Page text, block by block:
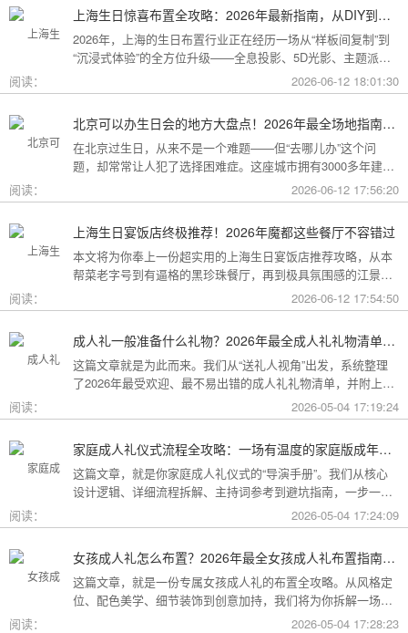
上海生日惊喜布置全攻略：2026年最新指南，从DIY到专业策划一站搞定
2026年，上海的生日布置行业正在经历一场从“样板间复制”到
“沉浸式体验”的全方位升级——全息投影、5D光影、主题派对
套餐层出不穷。本文将为你带来上海生日惊喜布置的2026年最
新全攻略，从低成本DIY到高端定制，从惊喜创意到趋势解
阅读： 2026-06-12 18:01:30
北京可以办生日会的地方大盘点！2026年最全场地指南，总有一款适合你
在北京过生日，从来不是一个难题——但“去哪儿办”这个问
题，却常常让人犯了选择困难症。这座城市拥有3000多年建城
史，既有恢弘大气的皇家园林、典雅别致的胡同四合院，也有
摩登时尚的CBD高空餐厅、融合传统与现代的潮人打卡地。无
友圈的派对，还是带小朋友度过一个充满童趣的生日，这篇
2026年北京生日会场地全指南都能帮你找到答案！
阅读： 2026-06-12 17:56:20
上海生日宴饭店终极推荐！2026年魔都这些餐厅不容错过
本文将为你奉上一份超实用的上海生日宴饭店推荐攻略，从本
帮菜老字号到有逼格的黑珍珠餐厅，再到极具氛围感的江景私
房餐厅，全方位承包你的生日派对需求，相信一定能解决你的
挑选难题！
阅读： 2026-06-12 17:54:50
成人礼一般准备什么礼物？2026年最全成人礼礼物清单：父母、长辈、朋友一篇搞定
这篇文章就是为此而来。我们从“送礼人视角”出发，系统整理
了2026年最受欢迎、最不易出错的成人礼礼物清单，并附上挑
选逻辑和避坑指南，帮你用一份恰到好处的心意，为孩子（或
朋友）的18岁写下最温暖的注脚。
阅读： 2026-05-04 17:19:24
家庭成人礼仪式流程全攻略：一场有温度的家庭版成年加冕仪式
这篇文章，就是你家庭成人礼仪式的“导演手册”。我们从核心
设计逻辑、详细流程拆解、主持词参考到避坑指南，一步一步
帮你在家里，为18岁的孩子完成一场笑泪交织、铭记终生的成
年加冕。
阅读： 2026-05-04 17:24:09
女孩成人礼怎么布置？2026年最全女孩成人礼布置指南：从梦幻公主风到酷飒个性范，打造专属她的成年盛典
这篇文章，就是一份专属女孩成人礼的布置全攻略。从风格定
位、配色美学、细节装饰到创意加持，我们将为你拆解一场值
得她铭记一生的成人礼，究竟该如何打造。
阅读： 2026-05-04 17:28:23